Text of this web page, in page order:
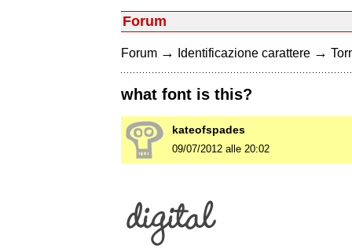
Forum
Forum → Identificazione carattere →
what font is this?
kateofspades
09/07/2012 alle 20:02